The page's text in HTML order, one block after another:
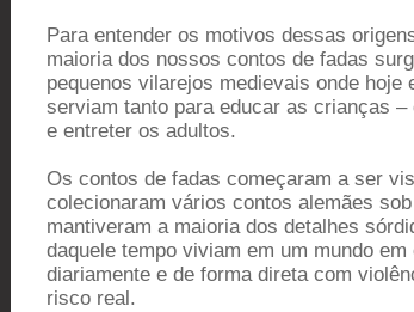
Para entender os motivos dessas
maioria dos nossos contos de fadas
pequenos vilarejos medievais onde
serviam tanto para educar as crianças
e entreter os adultos.
Os contos de fadas começaram a ser
colecionaram vários contos alemães
mantiveram a maioria dos detalhes
daquele tempo viviam em um mundo
diariamente e de forma direta com
risco real.